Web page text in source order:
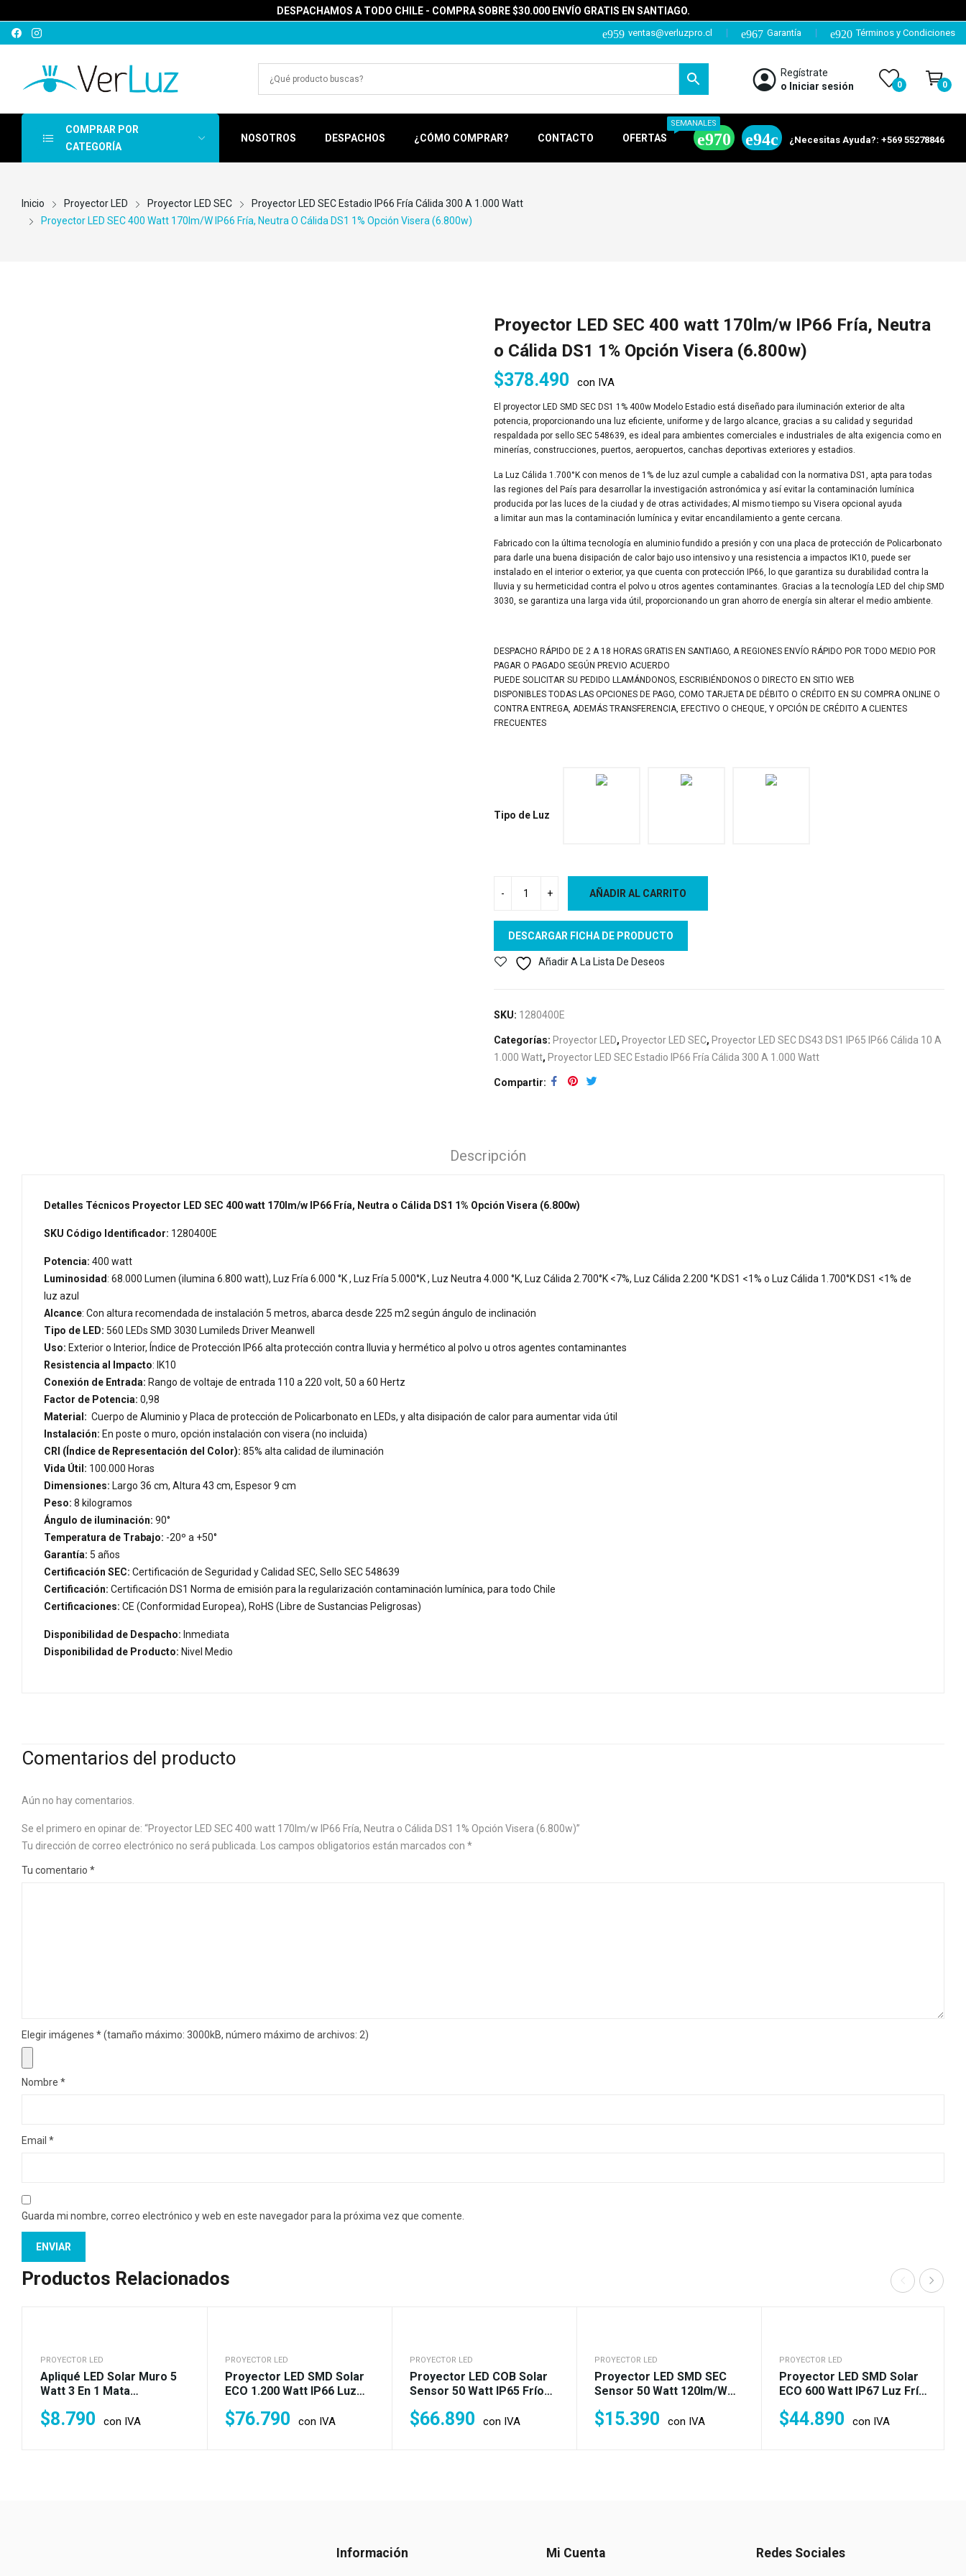
DESPACHAMOS A TODO CHILE - COMPRA SOBRE $30.000 ENVÍO GRATIS EN SANTIAGO.
ventas@verluzpro.cl Garantía Términos y Condiciones
Regístrate
o Iniciar sesión
0 0
COMPRAR POR
CATEGORÍA
NOSOTROS DESPACHOS ¿CÓMO COMPRAR? CONTACTO OFERTAS
SEMANALES
¿Necesitas Ayuda?: +569 55278846
Inicio Proyector LED Proyector LED SEC
Proyector LED SEC Estadio IP66 Fría Cálida 300 A 1.000 Watt
Proyector LED SEC 400 Watt 170lm/w IP66 Fría, Neutra O Cálida DS1 1% Opción Visera (6.800w)
Proyector LED SEC 400 watt 170lm/w IP66 Fría, Neutra
o Cálida DS1 1% Opción Visera (6.800w)
$378.490 con IVA
El proyector LED SMD SEC DS1 1% 400w Modelo Estadio está diseñado para iluminación exterior de alta
potencia, proporcionando una luz eficiente, uniforme y de largo alcance, gracias a su calidad y seguridad
respaldada por sello SEC 548639, es ideal para ambientes comerciales e industriales de alta exigencia como en
minerías, construcciones, puertos, aeropuertos, canchas deportivas exteriores y estadios.
La Luz Cálida 1.700°K con menos de 1% de luz azul cumple a cabalidad con la normativa DS1, apta para todas
las regiones del País para desarrollar la investigación astronómica y así evitar la contaminación lumínica
producida por las luces de la ciudad y de otras actividades; Al mismo tiempo su Visera opcional ayuda
a limitar aun mas la contaminación lumínica y evitar encandilamiento a gente cercana.
Fabricado con la última tecnología en aluminio fundido a presión y con una placa de protección de Policarbonato
para darle una buena disipación de calor bajo uso intensivo y una resistencia a impactos IK10, puede ser
instalado en el interior o exterior, ya que cuenta con protección IP66, lo que garantiza su durabilidad contra la
lluvia y su hermeticidad contra el polvo u otros agentes contaminantes. Gracias a la tecnología LED del chip SMD
3030, se garantiza una larga vida útil, proporcionando un gran ahorro de energía sin alterar el medio ambiente.
DESPACHO RÁPIDO DE 2 A 18 HORAS GRATIS EN SANTIAGO, A REGIONES ENVÍO RÁPIDO POR TODO MEDIO POR
PAGAR O PAGADO SEGÚN PREVIO ACUERDO
PUEDE SOLICITAR SU PEDIDO LLAMÁNDONOS, ESCRIBIÉNDONOS O DIRECTO EN SITIO WEB
DISPONIBLES TODAS LAS OPCIONES DE PAGO, COMO TARJETA DE DÉBITO O CRÉDITO EN SU COMPRA ONLINE O
CONTRA ENTREGA, ADEMÁS TRANSFERENCIA, EFECTIVO O CHEQUE, Y OPCIÓN DE CRÉDITO A CLIENTES
FRECUENTES
Tipo de Luz
AÑADIR AL CARRITO
DESCARGAR FICHA DE PRODUCTO
Añadir A La Lista De Deseos
SKU: 1280400E
Categorías: Proyector LED, Proyector LED SEC, Proyector LED SEC DS43 DS1 IP65 IP66 Cálida 10 A
1.000 Watt, Proyector LED SEC Estadio IP66 Fría Cálida 300 A 1.000 Watt
Compartir
Descripción
Detalles Técnicos Proyector LED SEC 400 watt 170lm/w IP66 Fría, Neutra o Cálida DS1 1% Opción Visera (6.800w)
SKU Código Identificador: 1280400E
Potencia: 400 watt
Luminosidad: 68.000 Lumen (ilumina 6.800 watt), Luz Fría 6.000 °K , Luz Fría 5.000°K , Luz Neutra 4.000 °K, Luz Cálida 2.700°K <7%, Luz Cálida 2.200 °K DS1 <1% o Luz Cálida 1.700°K DS1 <1% de
luz azul
Alcance: Con altura recomendada de instalación 5 metros, abarca desde 225 m2 según ángulo de inclinación
Tipo de LED: 560 LEDs SMD 3030 Lumileds Driver Meanwell
Uso: Exterior o Interior, Índice de Protección IP66 alta protección contra lluvia y hermético al polvo u otros agentes contaminantes
Resistencia al Impacto: IK10
Conexión de Entrada: Rango de voltaje de entrada 110 a 220 volt, 50 a 60 Hertz
Factor de Potencia: 0,98
Material: Cuerpo de Aluminio y Placa de protección de Policarbonato en LEDs, y alta disipación de calor para aumentar vida útil
Instalación: En poste o muro, opción instalación con visera (no incluida)
CRI (Índice de Representación del Color): 85% alta calidad de iluminación
Vida Útil: 100.000 Horas
Dimensiones: Largo 36 cm, Altura 43 cm, Espesor 9 cm
Peso: 8 kilogramos
Ángulo de iluminación: 90°
Temperatura de Trabajo: -20º a +50°
Garantía: 5 años
Certificación SEC: Certificación de Seguridad y Calidad SEC, Sello SEC 548639
Certificación: Certificación DS1 Norma de emisión para la regularización contaminación lumínica, para todo Chile
Certificaciones: CE (Conformidad Europea), RoHS (Libre de Sustancias Peligrosas)
Disponibilidad de Despacho: Inmediata
Disponibilidad de Producto: Nivel Medio
Comentarios del producto
Aún no hay comentarios.
Se el primero en opinar de: “Proyector LED SEC 400 watt 170lm/w IP66 Fría, Neutra o Cálida DS1 1% Opción Visera (6.800w)”
Tu dirección de correo electrónico no será publicada.
Los campos obligatorios están marcados con *
Tu comentario *
Elegir imágenes *(tamaño máximo: 3000kB, número máximo de archivos: 2)
Nombre *
Email *
Guarda mi nombre, correo electrónico y web en este navegador para la próxima vez que comente.
Productos Relacionados
PROYECTOR LED
Apliqué LED Solar Muro 5
Watt 3 En 1 Mata
$8.790 con IVA
PROYECTOR LED
Proyector LED SMD Solar
ECO 1.200 Watt IP66 Luz
$76.790 con IVA
PROYECTOR LED
Proyector LED COB Solar
Sensor 50 Watt IP65 Frío
$66.890 con IVA
PROYECTOR LED
Proyector LED SMD SEC
Sensor 50 Watt 120lm/w
$15.390 con IVA
PROYECTOR LED
Proyector LED SMD Solar
ECO 600 Watt IP67 Luz Fría
$44.890 con IVA
Información Mi Cuenta Redes Sociales